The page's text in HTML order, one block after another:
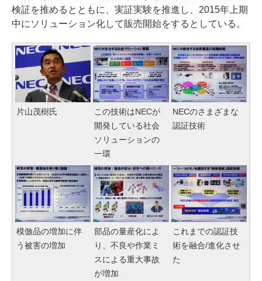
検証を推めるとともに、実証実験を推進し、2015年上期
中にソリューション化して販売開始をするとしている。
片山茂樹氏
この技術はNECが
開発している社会
ソリューションの
一環
NECのさまざまな
認証技術
模倣品の増加に伴
う被害の増加
部品の量産化によ
り、不良や作業ミ
スによる重大事故
が増加
これまでの認証技
術を融合/進化させ
た